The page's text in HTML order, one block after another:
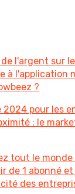
l'argent sur
à l'application
?
2024 pour les
: le
tout le
de 1 abonné
des